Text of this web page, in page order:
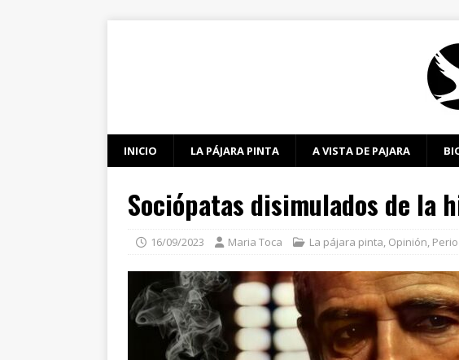
INICIO LA PÁJARA PINTA A VISTA DE PAJARA
Sociópatas disimulados de la
16/09/2023 Maria Toca La pájara pinta, Opinión,